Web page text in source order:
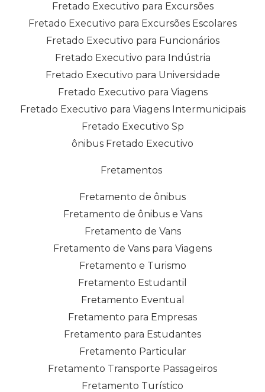
Fretado Executivo para Excursões
Fretado Executivo para Excursões Escolares
Fretado Executivo para Funcionários
Fretado Executivo para Indústria
Fretado Executivo para Universidade
Fretado Executivo para Viagens
Fretado Executivo para Viagens Intermunicipais
Fretado Executivo Sp
ônibus Fretado Executivo
Fretamentos
Fretamento de ônibus
Fretamento de ônibus e Vans
Fretamento de Vans
Fretamento de Vans para Viagens
Fretamento e Turismo
Fretamento Estudantil
Fretamento Eventual
Fretamento para Empresas
Fretamento para Estudantes
Fretamento Particular
Fretamento Transporte Passageiros
Fretamento Turístico